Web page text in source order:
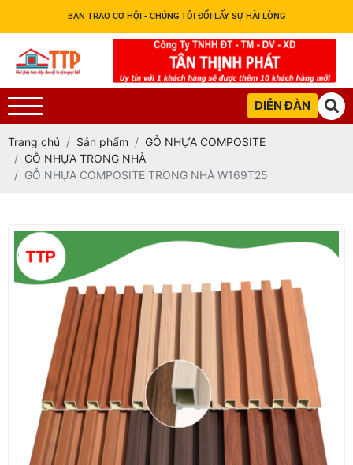
BẠN TRAO CƠ HỘI - CHÚNG TÔI ĐỔI LẤY SỰ HÀI LÒNG
DIỄN ĐÀN
Trang chủ Sản phẩm
GỖ NHỰA COMPOSITE
GỖ NHỰA TRONG NHÀ
GỖ NHỰA COMPOSITE TRONG NHÀ W169T25